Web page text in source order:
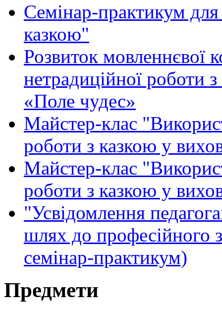
Семінар-практикум для
казкою"
Розвиток мовленнєвої
нетрадиційної роботи
«Поле чудес»
Майстер-клас
роботи з казкою у
Майстер-клас
роботи з казкою у
"Усвідомлення
шлях до професійного
семінар-практикум)
Предмети